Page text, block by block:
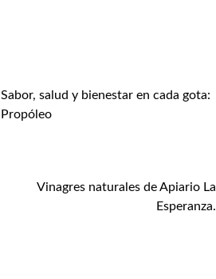
Sabor, salud y bienestar en cada gota:
Propóleo
Vinagres naturales de Apiario La
Esperanza.